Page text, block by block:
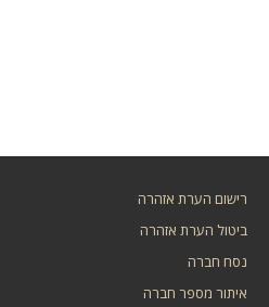
רישום הערת אזהרה
ביטול הערת אזהרה
נסח חברה
איתור מספר חברה